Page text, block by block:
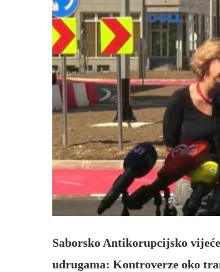
Saborsko Antikorupcijsko
udrugama: Kontroverze oko